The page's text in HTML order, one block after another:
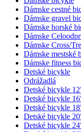
Dámske cestné
Dámske gravel
Dámske horské
Dámske
Dámske Cross/
Dámske mestské
Dámske fitness
Detské bicykle
Odrážadlá
Detské bicykle
Detské bicykle
Detské bicykle
Detské bicykle
Detské bicykle